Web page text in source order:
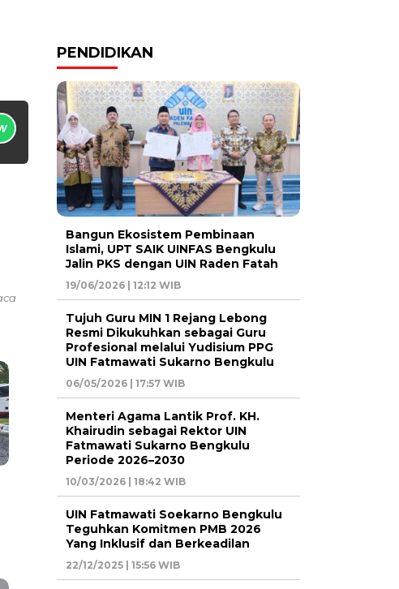
PENDIDIKAN
Bangun Ekosistem Pembinaan
Islami, UPT SAIK UINFAS Bengkulu
Jalin PKS dengan UIN Raden Fatah
19/06/2026 | 12:12 WIB
Tujuh Guru MIN 1 Rejang Lebong
Resmi Dikukuhkan sebagai Guru
Profesional melalui Yudisium PPG
UIN Fatmawati Sukarno Bengkulu
06/05/2026 | 17:57 WIB
Menteri Agama Lantik Prof. KH.
Khairudin sebagai Rektor UIN
Fatmawati Sukarno Bengkulu
Periode 2026–2030
10/03/2026 | 18:42 WIB
UIN Fatmawati Soekarno Bengkulu
Teguhkan Komitmen PMB 2026
Yang Inklusif dan Berkeadilan
22/12/2025 | 15:56 WIB